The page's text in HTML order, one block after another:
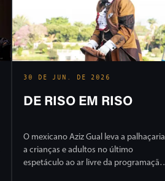
30 DE JUN. DE 2026
DE RISO EM RISO
O mexicano Aziz Gual leva a palhaçaria
a crianças e adultos no último
espetáculo ao ar livre da programação